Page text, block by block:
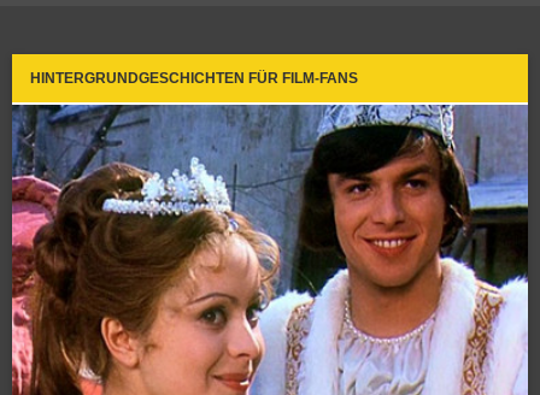
HINTERGRUNDGESCHICHTEN FÜR FILM-FANS